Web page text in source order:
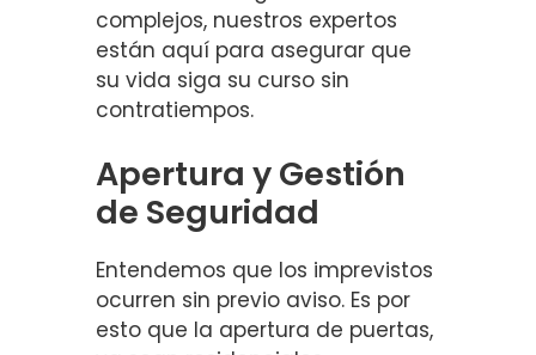
complejos, nuestros expertos
están aquí para asegurar que
su vida siga su curso sin
contratiempos.
Apertura y Gestión
de Seguridad
Entendemos que los imprevistos
ocurren sin previo aviso. Es por
esto que la apertura de puertas,